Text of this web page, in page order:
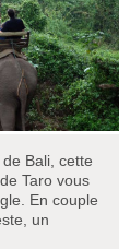
Bali, cette
Taro vous
En couple
un